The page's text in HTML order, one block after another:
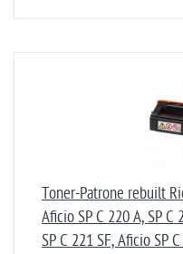
Toner-Patrone rebuilt
Aficio SP C 220 A, SP C
SP C 221 SF, Aficio SP